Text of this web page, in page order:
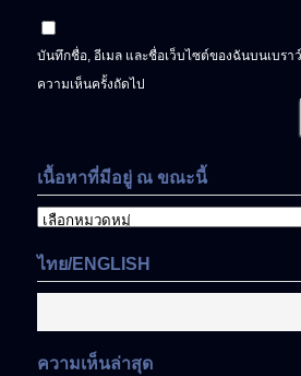
บันทึกชื่อ, อีเมล และชื่อเว็บไซต์ของฉันบนเบรา
ความเห็นครั้งถัดไป
เนื้อหาที่มีอยู่ ณ ขณะนี้
เนื้อหา
มี
อยู่
ไทย/ENGLISH
ความเห็นล่าสุด